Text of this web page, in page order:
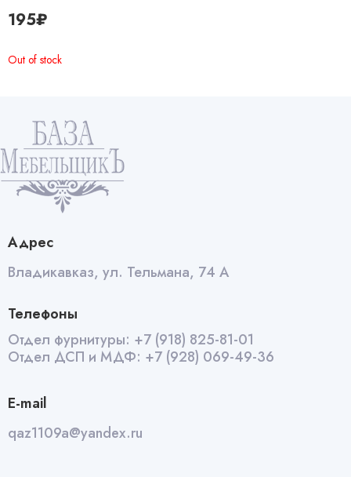
195₽
Out of stock
Адрес
Владикавказ, ул. Тельмана, 74 А
Телефоны
Отдел фурнитуры: +7 (918) 825-81-01
Отдел ДСП и МДФ: +7 (928) 069-49-36
E-mail
qaz1109a@yandex.ru